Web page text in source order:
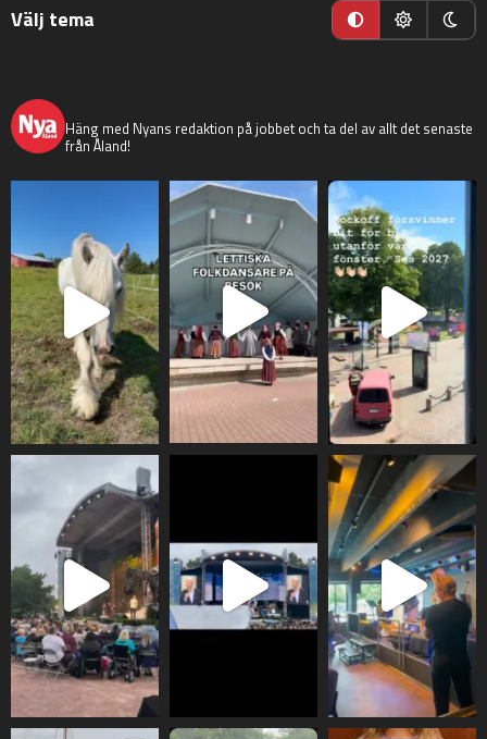
Välj tema
Häng med Nyans redaktion på jobbet och ta del av allt det senaste
från Åland!